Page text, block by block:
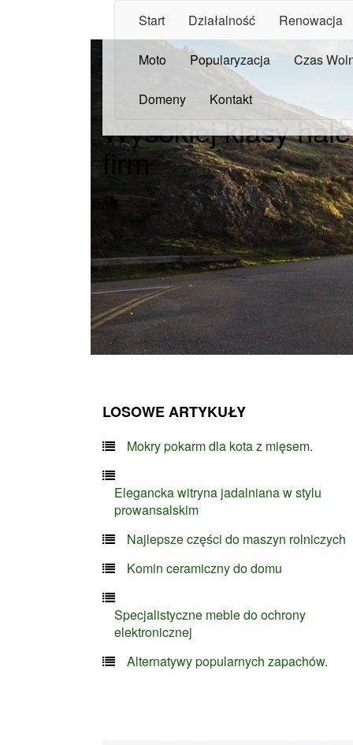
Start Działalność Renowacja
Moto Popularyzacja Czas
Domeny Kontakt
Wysokiej klasy
firm
LOSOWE ARTYKUŁY
Mokry pokarm dla kota z mięsem.
Elegancka witryna jadalniana w stylu
prowansalskim
Najlepsze części do maszyn rolniczych
Komin ceramiczny do domu
Specjalistyczne meble do ochrony
elektronicznej
Alternatywy popularnych zapachów.